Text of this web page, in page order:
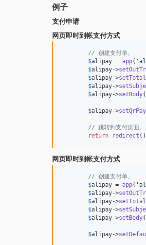
例子
支付申请
网页即时到帐支付方式
// 创建支付单。
$alipay = app( '
$alipay->
$alipay->
$alipay->
$alipay->setBody(
$alipay->
// 跳转到支付页面。
return
redirect
网页即时到帐支付方式
// 创建支付单。
$alipay = app( '
$alipay->
$alipay->
$alipay->
$alipay->setBody(
$alipay->